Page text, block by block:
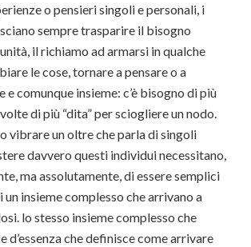
o pensieri singoli e personali, i
sempre trasparire il bisogno
il richiamo ad armarsi in qualche
le cose, tornare a pensare o a
e comunque insieme: c’è bisogno di più
di più “dita” per sciogliere un nodo.
vibrare un oltre che parla di singoli
davvero questi individui necessitano,
ma assolutamente, di essere semplici
insieme complesso che arrivano a
lo stesso insieme complesso che
d’essenza che definisce come arrivare